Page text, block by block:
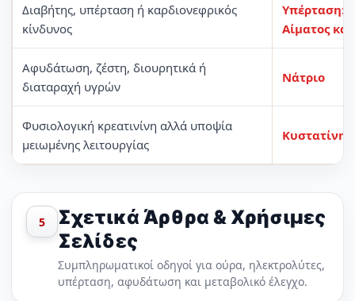
Διαβήτης, υπέρταση ή καρδιονεφρικός
κίνδυνος
Υπέρταση:
Αίματος
Αφυδάτωση, ζέστη, διουρητικά ή
διαταραχή υγρών
Νάτριο
Φυσιολογική κρεατινίνη αλλά υποψία
μειωμένης λειτουργίας
Κυστατίνη
5
Σχετικά Άρθρα & Χρήσιμες
Σελίδες
Συμπληρωματικοί οδηγοί για ούρα, ηλεκτρολύτες,
υπέρταση, αφυδάτωση και μεταβολικό έλεγχο.